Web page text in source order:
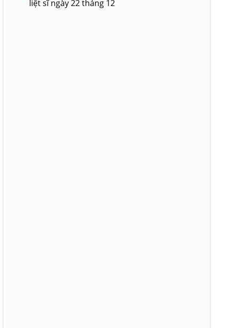
liệt sĩ ngày 22 tháng 12